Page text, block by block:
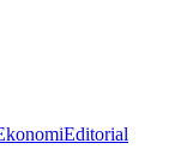
Editorial